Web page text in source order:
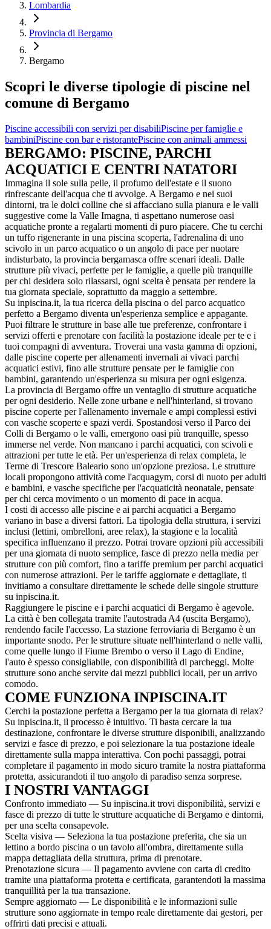
Lombardia
Provincia di Bergamo
Bergamo
Scopri le diverse tipologie di piscine nel
comune di Bergamo
Piscine accessibili con servizi per disabiliPiscine per famiglie e
bambiniPiscine con bar e ristorantePiscine con animali ammessi
BERGAMO: PISCINE, PARCHI
ACQUATICI E CENTRI NATATORI
Immagina il sole sulla pelle, il profumo dell'estate e il suono
rinfrescante dell'acqua che ti avvolge. A Bergamo e nei suoi
dintorni, tra le dolci colline che si affacciano sulla pianura e le valli
suggestive come la Valle Imagna, ti aspettano numerose oasi
acquatiche pronte a regalarti momenti di puro piacere. Che tu cerchi
un tuffo rigenerante in una piscina scoperta, l'adrenalina di uno
scivolo in un parco acquatico o un angolo di pace per nuotare
indisturbato, la provincia bergamasca offre scenari ideali. Dalle
strutture più vivaci, perfette per le famiglie, a quelle più tranquille
per chi desidera solo rilassarsi, ogni scelta è pensata per rendere la
tua giornata speciale, soprattutto da maggio a settembre.
Su inpiscina.it, la tua ricerca della piscina o del parco acquatico
perfetto a Bergamo diventa un'esperienza semplice e appagante.
Puoi filtrare le strutture in base alle tue preferenze, confrontare i
servizi offerti e prenotare con facilità la postazione ideale per te e i
tuoi compagni di avventura. Troverai una vasta gamma di opzioni,
dalle piscine coperte per allenamenti invernali ai vivaci parchi
acquatici estivi, fino alle strutture pensate per le famiglie con
bambini, garantendo un'esperienza su misura per ogni esigenza.
La provincia di Bergamo offre un ventaglio di strutture acquatiche
per ogni desiderio. Nelle zone urbane e nell'hinterland, si trovano
piscine coperte per l'allenamento invernale e ampi complessi estivi
con vasche scoperte e spazi verdi. Spostandosi verso il Parco dei
Colli di Bergamo o le valli, emergono oasi più tranquille, spesso
immerse nel verde. Non mancano i parchi acquatici, con scivoli e
attrazioni per tutte le età. Per un'esperienza di relax completa, le
Terme di Trescore Baleario sono un'opzione preziosa. Le strutture
locali propongono attività come l'acquagym, corsi di nuoto per adulti
e bambini, e vasche specifiche per l'acquaticità neonatale, pensate
per chi cerca movimento o un momento di pace in acqua.
I costi di accesso alle piscine e ai parchi acquatici a Bergamo
variano in base a diversi fattori. La tipologia della struttura, i servizi
inclusi (lettini, ombrelloni, aree relax), la stagione e la località
specifica influenzano il prezzo. Potrai trovare opzioni più accessibili
per una giornata di nuoto semplice, fasce di prezzo nella media per
strutture con più comfort, fino a tariffe premium per parchi acquatici
con numerose attrazioni. Per le tariffe aggiornate e dettagliate, ti
invitiamo a consultare direttamente le schede delle singole strutture
su inpiscina.it.
Raggiungere le piscine e i parchi acquatici di Bergamo è agevole.
La città è ben collegata tramite l'autostrada A4 (uscita Bergamo),
rendendo facile l'accesso. La stazione ferroviaria di Bergamo è un
importante snodo. Per le strutture situate nell'hinterland o nelle valli,
come quelle lungo il Fiume Brembo o verso il Lago di Endine,
l'auto è spesso consigliabile, con disponibilità di parcheggi. Molte
strutture sono anche servite dai mezzi pubblici locali, per un arrivo
comodo.
COME FUNZIONA INPISCINA.IT
Cerchi la postazione perfetta a Bergamo per la tua giornata di relax?
Su inpiscina.it, il processo è intuitivo. Ti basta cercare la tua
destinazione, confrontare le diverse strutture disponibili, analizzando
servizi e fasce di prezzo, e poi selezionare la tua postazione ideale
direttamente sulla mappa interattiva. Con pochi passaggi, potrai
completare il pagamento in modo sicuro tramite la nostra piattaforma
protetta, assicurandoti il tuo angolo di paradiso senza sorprese.
I NOSTRI VANTAGGI
Confronto immediato — Su inpiscina.it trovi disponibilità, servizi e
fasce di prezzo di tutte le strutture acquatiche di Bergamo e dintorni,
per una scelta consapevole.
Scelta visiva — Seleziona la tua postazione preferita, che sia un
lettino a bordo piscina o un tavolo all'ombra, direttamente sulla
mappa dettagliata della struttura, prima di prenotare.
Prenotazione sicura — Il pagamento avviene con carta di credito
tramite una piattaforma protetta e certificata, garantendoti la massima
tranquillità per la tua transazione.
Sempre aggiornato — Le disponibilità e le informazioni sulle
strutture sono aggiornate in tempo reale direttamente dai gestori, per
offrirti dati precisi e attuali.